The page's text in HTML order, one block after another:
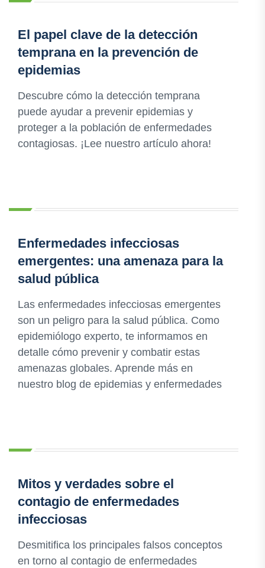
El papel clave de la detección
temprana en la prevención de
epidemias
Descubre cómo la detección temprana
puede ayudar a prevenir epidemias y
proteger a la población de enfermedades
contagiosas. ¡Lee nuestro artículo ahora!
Enfermedades infecciosas
emergentes: una amenaza para la
salud pública
Las enfermedades infecciosas emergentes
son un peligro para la salud pública. Como
epidemiólogo experto, te informamos en
detalle cómo prevenir y combatir estas
amenazas globales. Aprende más en
nuestro blog de epidemias y enfermedades
Mitos y verdades sobre el
contagio de enfermedades
infecciosas
Desmitifica los principales falsos conceptos
en torno al contagio de enfermedades